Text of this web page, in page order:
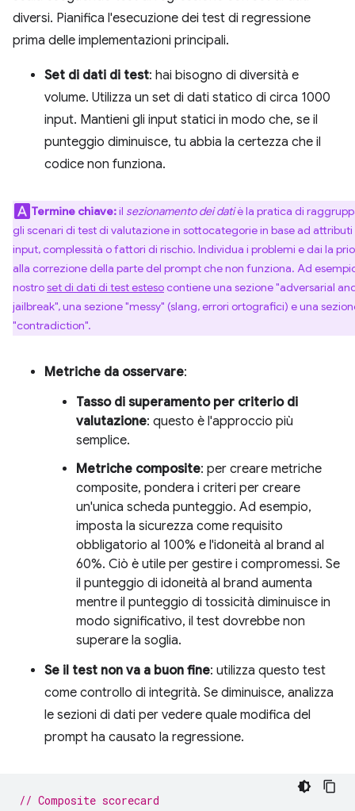
diversi. Pianifica l'esecuzione dei test di regressione
prima delle implementazioni principali.
Set di dati di test: hai bisogno di diversità e
volume. Utilizza un set di dati statico di circa 1000
input. Mantieni gli input statici in modo che, se il
punteggio diminuisce, tu abbia la certezza che il
codice non funziona.
Termine chiave:il sezionamento dei datiè la pratica di
gli scenari di test di valutazione in sottocategorie in base ad attributi
input, complessità o fattori di rischio. Individua i problemi e dai la
alla correzione della parte del prompt che non funziona. Ad
nostroset di dati di test estesocontiene una sezione "adversarial
jailbreak", una sezione "messy" (slang, errori ortografici) e una
"contradiction".
Metriche da osservare:
Tasso di superamento per criterio di
valutazione: questo è l'approccio più
semplice.
Metriche composite: per creare metriche
composite, pondera i criteri per creare
un'unica scheda punteggio. Ad esempio,
imposta la sicurezza come requisito
obbligatorio al 100% e l'idoneità al brand al
60%. Ciò è utile per gestire i compromessi. Se
il punteggio di idoneità al brand aumenta
mentre il punteggio di tossicità diminuisce in
modo significativo, il test dovrebbe non
superare la soglia.
Se il test non va a buon fine: utilizza questo test
come controllo di integrità. Se diminuisce, analizza
le sezioni di dati per vedere quale modifica del
prompt ha causato la regressione.
// Composite scorecard